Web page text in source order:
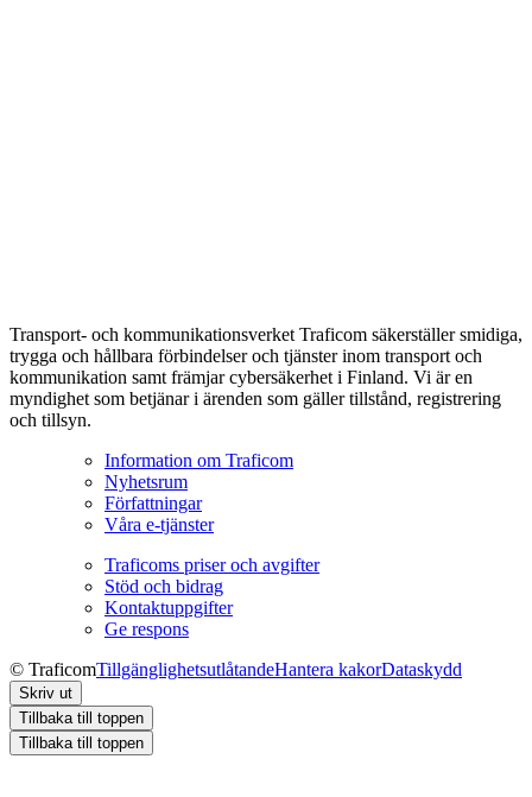
Transport- och kommunikationsverket Traficom säkerställer smidiga,
trygga och hållbara förbindelser och tjänster inom transport och
kommunikation samt främjar cybersäkerhet i Finland. Vi är en
myndighet som betjänar i ärenden som gäller tillstånd, registrering
och tillsyn.
Information om Traficom
Nyhetsrum
Författningar
Våra e-tjänster
Traficoms priser och avgifter
Stöd och bidrag
Kontaktuppgifter
Ge respons
© TraficomTillgänglighetsutlåtandeHantera kakorDataskydd
Skriv ut
Tillbaka till toppen
Tillbaka till toppen